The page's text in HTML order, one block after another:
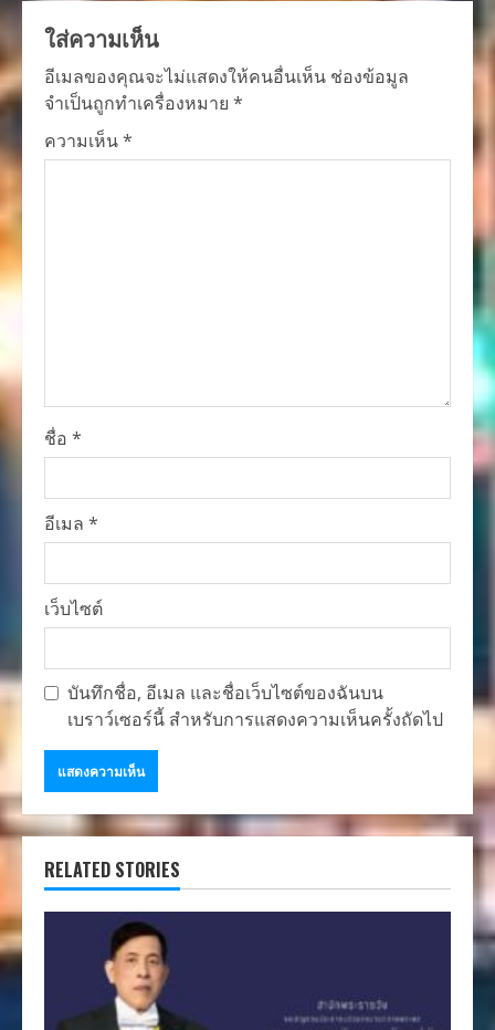
ใส่ความเห็น
อีเมลของคุณจะไม่แสดงให้คนอื่นเห็น ช่องข้อมูล
จำเป็นถูกทำเครื่องหมาย *
ความเห็น*
ชื่อ *
อีเมล *
เว็บไซต์
บันทึกชื่อ, อีเมล และชื่อเว็บไซต์ของฉันบน
เบราว์เซอร์นี้ สำหรับการแสดงความเห็นครั้งถัดไป
RELATED STORIES